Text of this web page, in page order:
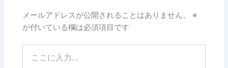
メールアドレスが公開されることはありません。
※
が付いている欄は必須項目です